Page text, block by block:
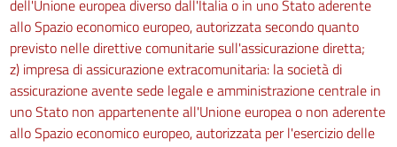
dell'Unione europea diverso dall'Italia o in uno Stato aderente
allo Spazio economico europeo, autorizzata secondo quanto
previsto nelle direttive comunitarie sull'assicurazione diretta;
z) impresa di assicurazione extracomunitaria: la società di
assicurazione avente sede legale e amministrazione centrale in
uno Stato non appartenente all'Unione europea o non aderente
allo Spazio economico europeo, autorizzata per l'esercizio delle